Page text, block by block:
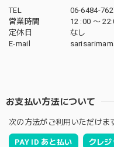
TEL
06-6484-
営業時間
12 :00 〜
定休日
なし
E-mail
お支払い方法について
次の方法がご利用いただけま
PAY ID あと払い クレジ